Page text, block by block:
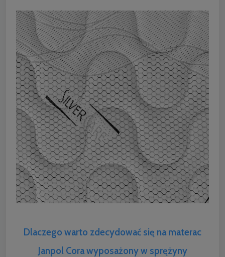
Dlaczego warto zdecydować się na materac
Janpol Cora wyposażony w sprężyny